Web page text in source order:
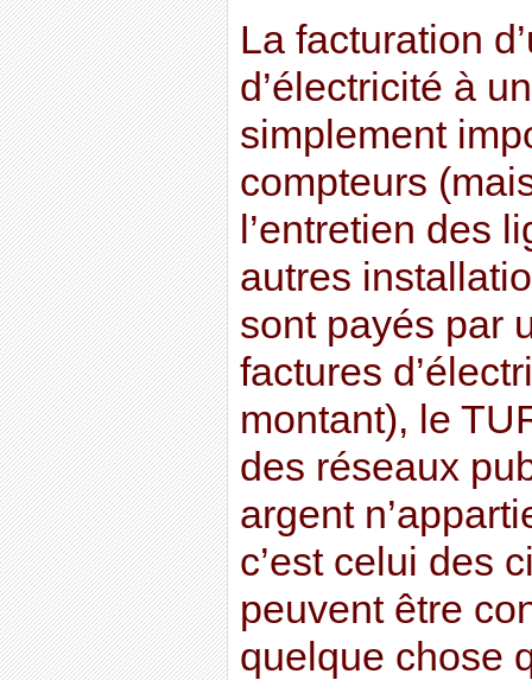
La facturation
d’électricité à
simplement
compteurs
l’entretien des
autres
sont payés par
factures
montant), le
des réseaux
argent
c’est celui des
peuvent être
quelque chose